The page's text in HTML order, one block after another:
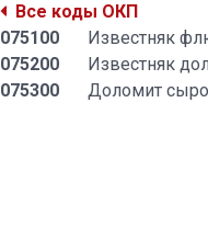
Все коды ОКП
075100
Известняк
075200
Известняк
075300
Доломит